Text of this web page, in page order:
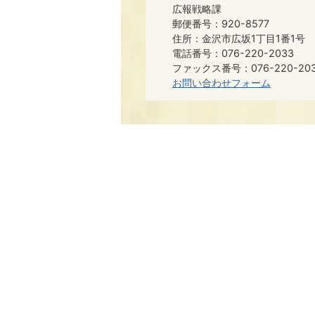
広報戦略課
郵便番号：920-8577
住所：金沢市広坂1丁目1番1号
電話番号：076-220-2033
ファックス番号：076-220-
お問い合わせフォーム